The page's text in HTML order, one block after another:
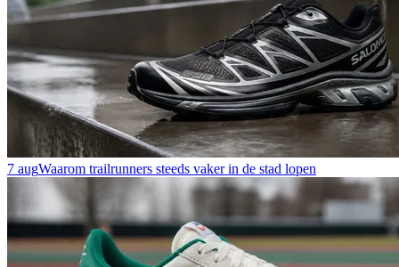
7 augWaarom trailrunners steeds vaker in de stad lopen